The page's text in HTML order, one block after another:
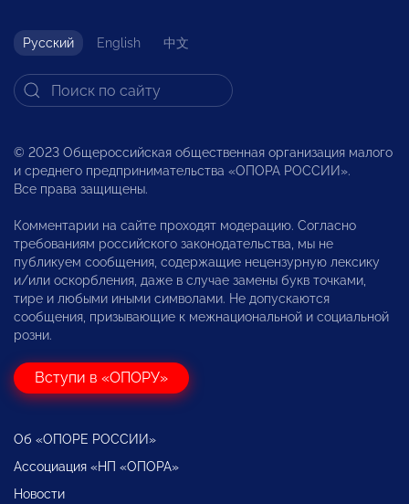
Русский English 中文
© 2023 Общероссийская общественная организация малого
и среднего предпринимательства «ОПОРА РОССИИ».
Все права защищены.
Комментарии на сайте проходят модерацию. Согласно
требованиям российского законодательства, мы не
публикуем сообщения, содержащие нецензурную лексику
и/или оскорбления, даже в случае замены букв точками,
тире и любыми иными символами. Не допускаются
сообщения, призывающие к межнациональной и социальной
розни.
Вступи в «ОПОРУ»
Об «ОПОРЕ РОССИИ»
Ассоциация «НП «ОПОРА»
Новости